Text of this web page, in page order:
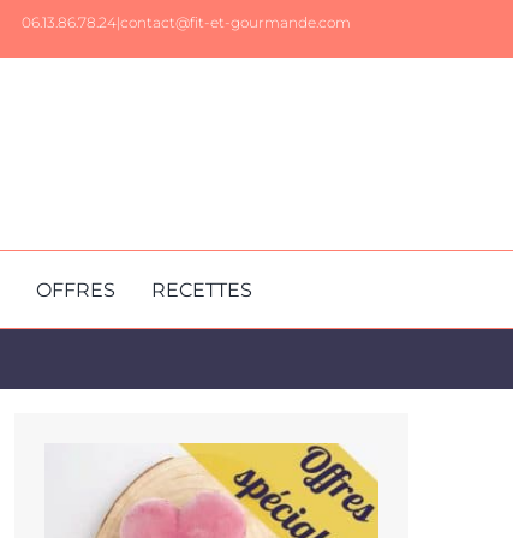
06.13.86.78.24|contact@fit-et-gourmande.com
OFFRES RECETTES